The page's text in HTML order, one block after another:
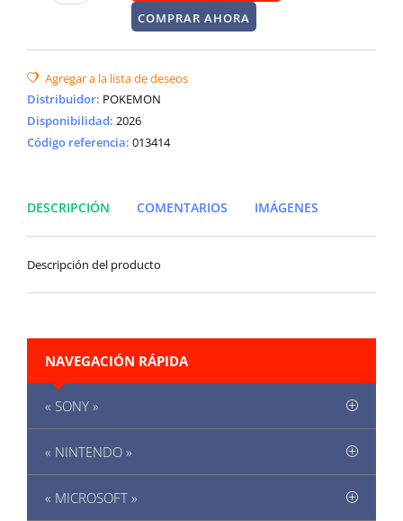
Distribuidor: POKEMON
Disponibilidad: 2026
Código referencia: 013414
DESCRIPCIÓN COMENTARIOS IMÁGENES
Descripción del producto
NAVEGACIÓN RÁPIDA
« SONY »
« NINTENDO »
« MICROSOFT »